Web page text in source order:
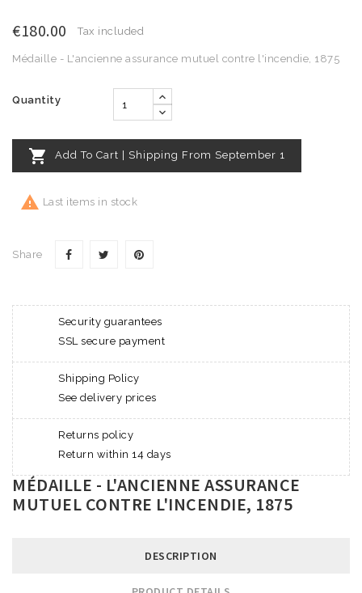
€180.00 Tax included
Médaille - L'ancienne assurance mutuel contre l'incendie, 1875
Quantity
 Add To Cart | Shipping From September 1
 Last items in stock
Share
Security guarantees
SSL secure payment
Shipping Policy
See delivery prices
Returns policy
Return within 14 days
MÉDAILLE - L'ANCIENNE ASSURANCE
MUTUEL CONTRE L'INCENDIE, 1875
DESCRIPTION